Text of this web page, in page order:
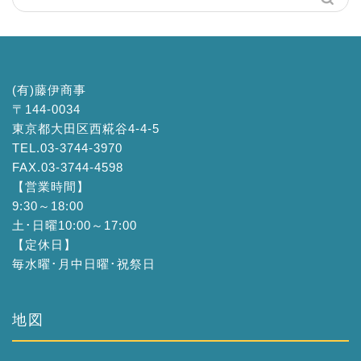
(有)藤伊商事
〒144-0034
東京都大田区西糀谷4-4-5
TEL.03-3744-3970
FAX.03-3744-4598
【営業時間】
9:30～18:00
土･日曜10:00～17:00
【定休日】
毎水曜･月中日曜･祝祭日
地図